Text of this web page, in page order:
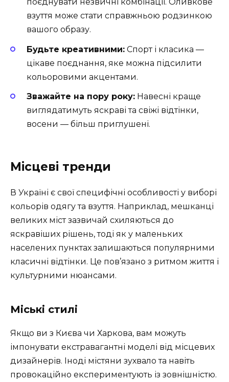
поєднувати незвичні комбінації. Оливкове
взуття може стати справжньою родзинкою
вашого образу.
Будьте креативними: Спорт і класика —
цікаве поєднання, яке можна підсилити
кольоровими акцентами.
Зважайте на пору року: Навесні краще
виглядатимуть яскраві та свіжі відтінки,
восени — більш приглушені.
Місцеві тренди
В Україні є свої специфічні особливості у виборі
кольорів одягу та взуття. Наприклад, мешканці
великих міст зазвичай схиляються до
яскравіших рішень, тоді як у маленьких
населених пунктах залишаються популярними
класичні відтінки. Це пов’язано з ритмом життя і
культурними нюансами.
Міські стилі
Якщо ви з Києва чи Харкова, вам можуть
імпонувати екстравагантні моделі від місцевих
дизайнерів. Іноді містяни зухвало та навіть
провокаційно експериментують із зовнішністю.